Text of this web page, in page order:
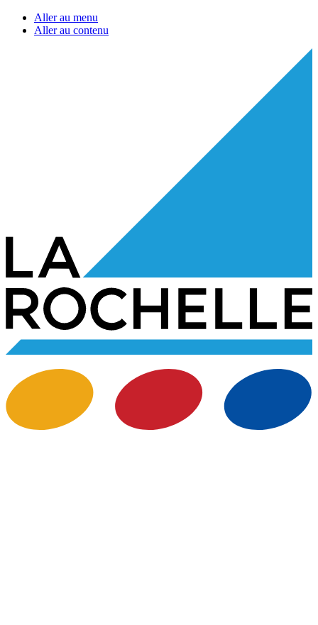
Aller au menu
Aller au contenu